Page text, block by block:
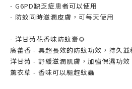
- G6PD缺乏症患者可以使用
- 防蚊同時滋潤皮膚，可每天使用
- 洋甘菊花香味防蚊膏🌻
廣藿香 - 具超長效的防蚊功效，持久並
洋甘菊 - 舒緩滋潤肌膚，加強保濕功效
薰衣草 - 香味可以驅趕蚊蟲